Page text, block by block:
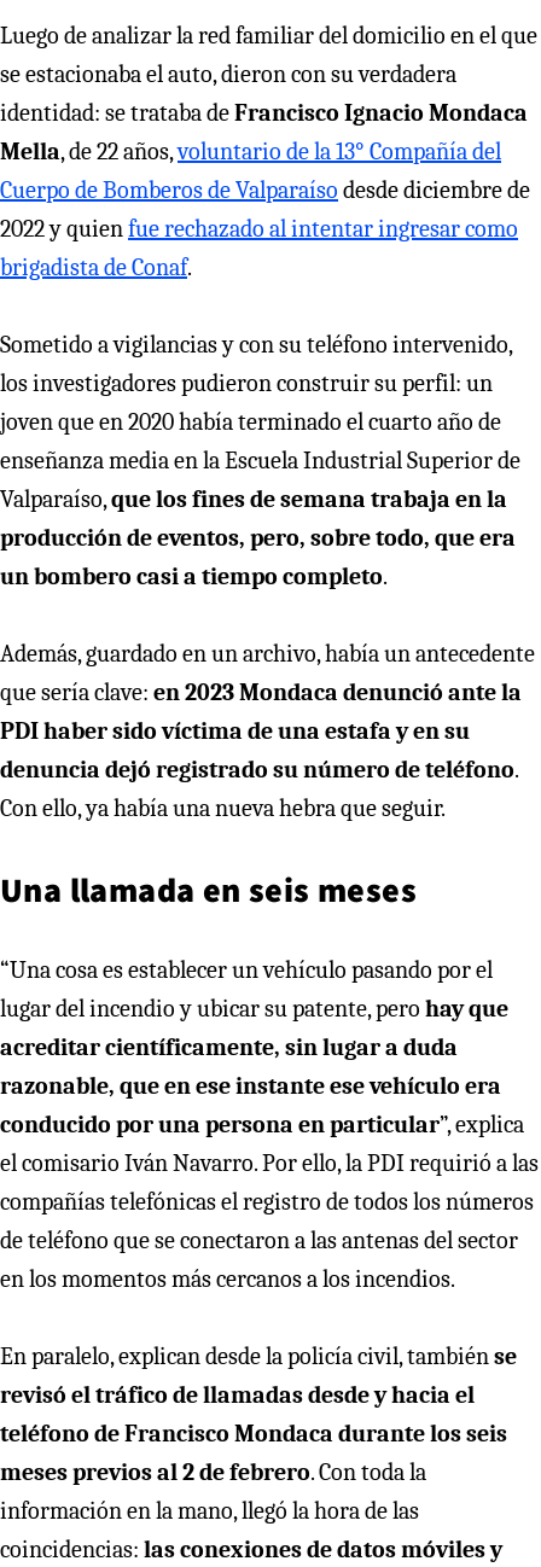
Luego de analizar la red familiar del domicilio en el que
se estacionaba el auto, dieron con su verdadera
identidad: se trataba deFrancisco Ignacio Mondaca
Mella, de 22 años,voluntario de la 13° Compañía del
Cuerpo de Bomberos de Valparaíso desde diciembre de
2022 y quienfue rechazado al intentar ingresar como
brigadista de Conaf.
Sometido a vigilancias y con su teléfono intervenido,
los investigadores pudieron construir su perfil: un
joven que en 2020 había terminado el cuarto año de
enseñanza media en la Escuela Industrial Superior de
Valparaíso,que los fines de semana trabaja en la
producción de eventos, pero, sobre todo, que era
un bombero casi a tiempo completo.
Además, guardado en un archivo, había un antecedente
que sería clave: en 2023 Mondaca denunció ante la
PDI haber sido víctima de una estafa y en su
denuncia dejó registrado su número de teléfono.
Con ello, ya había una nueva hebra que seguir.
Una llamada en seis meses
“Una cosa es establecer un vehículo pasando por el
lugar del incendio y ubicar su patente, pero hay que
acreditar científicamente, sin lugar a duda
razonable, que en ese instante ese vehículo era
conducido por una persona en particular”, explica
el comisario Iván Navarro. Por ello, la PDI requirió a las
compañías telefónicas el registro de todos los números
de teléfono que se conectaron a las antenas del sector
en los momentos más cercanos a los incendios.
En paralelo, explican desde la policía civil, tambiénse
revisó el tráfico de llamadas desde y hacia el
teléfono de Francisco Mondaca durante los seis
meses previos al 2 de febrero. Con toda la
información en la mano, llegó la hora de las
coincidencias: las conexiones de datos móviles y